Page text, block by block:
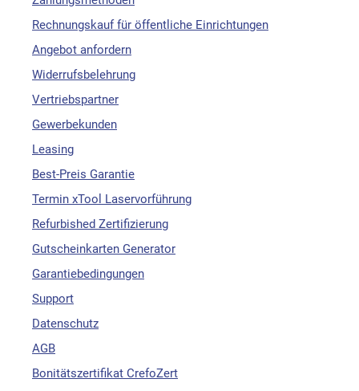
Rechnungskauf für öffentliche Einrichtungen
Angebot anfordern
Widerrufsbelehrung
Vertriebspartner
Gewerbekunden
Leasing
Best-Preis Garantie
Termin xTool Laservorführung
Refurbished Zertifizierung
Gutscheinkarten Generator
Garantiebedingungen
Support
Datenschutz
AGB
Bonitätszertifikat CrefoZert